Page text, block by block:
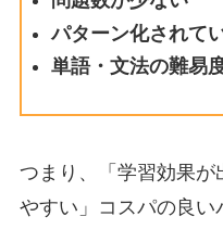
パターン化されて
単語・文法の難易
つまり、「学習効果が
やすい」コスパの良い